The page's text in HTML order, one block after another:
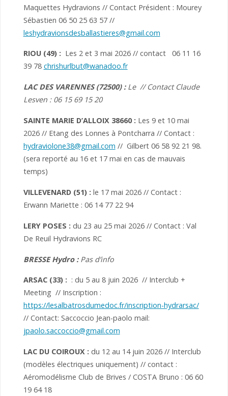
Maquettes Hydravions // Contact Président : Mourey
Sébastien 06 50 25 63 57 //
leshydravionsdesballastieres@gmail.com
RIOU (49) : Les 2 et 3 mai 2026 // contact 06 11 16
39 78 chrishurlbut@wanadoo.fr
LAC DES VARENNES (72500) : Le // Contact Claude
Lesven : 06 15 69 15 20
SAINTE MARIE D’ALLOIX 38660 : Les 9 et 10 mai
2026 // Etang des Lonnes à Pontcharra // Contact :
hydraviolone38@gmail.com // Gilbert 06 58 92 21 98.
(sera reporté au 16 et 17 mai en cas de mauvais
temps)
VILLEVENARD (51) : le 17 mai 2026 // Contact :
Erwann Mariette : 06 14 77 22 94
LERY POSES : du 23 au 25 mai 2026 // Contact : Val
De Reuil Hydravions RC
BRESSE Hydro : Pas d’info
ARSAC (33) : : du 5 au 8 juin 2026 // Interclub +
Meeting // Inscription :
https://lesalbatrosdumedoc.fr/inscription-hydrarsac/
// Contact: Saccoccio Jean-paolo mail:
jpaolo.saccoccio@gmail.com
LAC DU COIROUX : du 12 au 14 juin 2026 // Interclub
(modèles électriques uniquement) // contact :
Aéromodélisme Club de Brives / COSTA Bruno : 06 60
19 64 18